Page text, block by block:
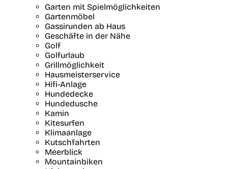
Garten mit Spielmöglichkeiten
Gartenmöbel
Gassirunden ab Haus
Geschäfte in der Nähe
Golf
Golfurlaub
Grillmöglichkeit
Hausmeisterservice
Hifi-Anlage
Hundedecke
Hundedusche
Kamin
Kitesurfen
Klimaanlage
Kutschfahrten
Meerblick
Mountainbiken